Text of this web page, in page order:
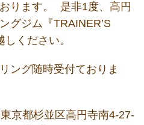
ります。 是非1度、高円
グジム『TRAINER’S
ください。
ング随時受付ておりま
京都杉並区高円寺南4-27-